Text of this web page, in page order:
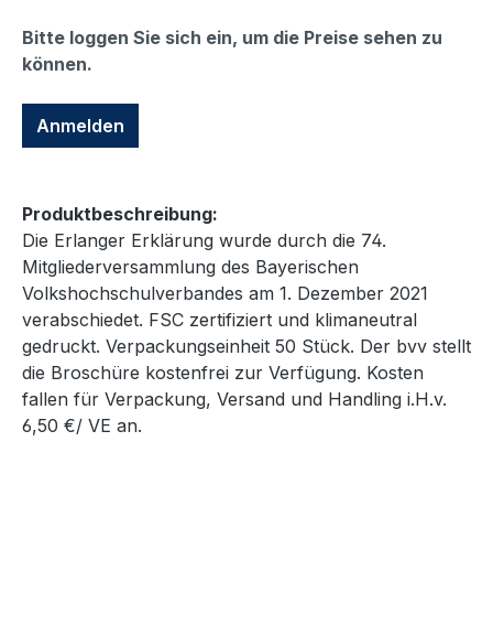
Bitte loggen Sie sich ein, um die Preise sehen zu
können.
Anmelden
Produktbeschreibung:
Die Erlanger Erklärung wurde durch die 74.
Mitgliederversammlung des Bayerischen
Volkshochschulverbandes am 1. Dezember 2021
verabschiedet. FSC zertifiziert und klimaneutral
gedruckt. Verpackungseinheit 50 Stück. Der bvv stellt
die Broschüre kostenfrei zur Verfügung. Kosten
fallen für Verpackung, Versand und Handling i.H.v.
6,50 €/ VE an.